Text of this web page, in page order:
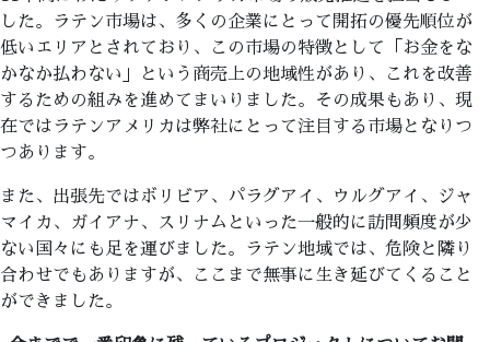
した。ラテン市場は、多くの企業にとって開拓の優先順位が
低いエリアとされており、この市場の特徴として「お金をな
かなか払わない」という商売上の地域性があり、これを改善
するための組みを進めてまいりました。その成果もあり、現
在ではラテンアメリカは弊社にとって注目する市場となりつ
つあります。
また、出張先ではボリビア、パラグアイ、ウルグアイ、ジャ
マイカ、ガイアナ、スリナムといった一般的に訪問頻度が少
ない国々にも足を運びました。ラテン地域では、危険と隣り
合わせでもありますが、ここまで無事に生き延びてくること
ができました。